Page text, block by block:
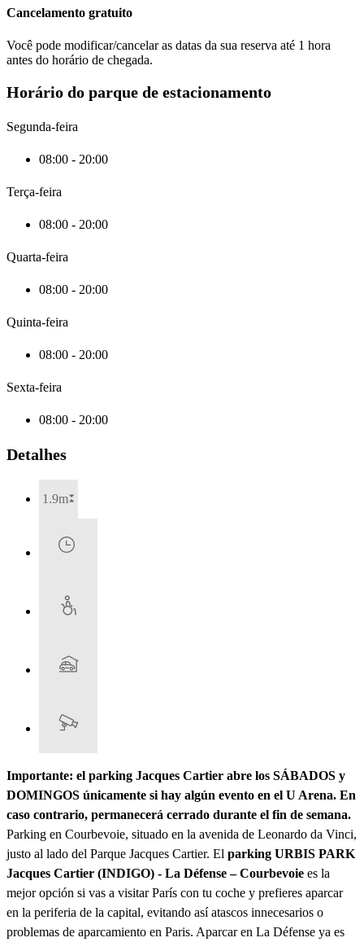
Cancelamento gratuito
Você pode modificar/cancelar as datas da sua reserva até 1 hora
antes do horário de chegada.
Horário do parque de estacionamento
Segunda-feira
08:00 - 20:00
Terça-feira
08:00 - 20:00
Quarta-feira
08:00 - 20:00
Quinta-feira
08:00 - 20:00
Sexta-feira
08:00 - 20:00
Detalhes
1.9m
Importante: el parking Jacques Cartier abre los SÁBADOS y
DOMINGOS únicamente si hay algún evento en el U Arena. En
caso contrario, permanecerá cerrado durante el fin de semana.
Parking en Courbevoie, situado en la avenida de Leonardo da Vinci,
justo al lado del Parque Jacques Cartier. El parking URBIS PARK
Jacques Cartier (INDIGO) - La Défense – Courbevoie es la
mejor opción si vas a visitar París con tu coche y prefieres aparcar
en la periferia de la capital, evitando así atascos innecesarios o
problemas de aparcamiento en Paris. Aparcar en La Défense ya es